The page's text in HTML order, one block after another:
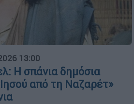
13:00
Η σπάνια δημόσια
από τη Ναζαρέτ»